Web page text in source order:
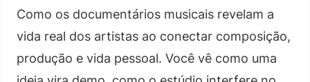
Como os documentários musicais revelam a
vida real dos artistas ao conectar composição,
produção e vida pessoal. Você vê como uma